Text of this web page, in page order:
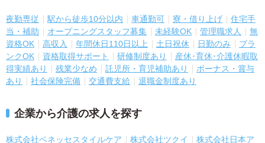
夜勤専従 駅から徒歩10分以内 車通勤可 寮・借り上げ
住宅手
当・補助
オープニングスタッフ募集 未経験OK 管理職求人
無
資格OK
高収入 年間休日110日以上 土日祝休 日勤のみ
ブラ
ンクOK
資格取得サポート 研修制度あり
産休･育休･介護休暇取
得実績あり
残業少なめ 託児所・育児補助あり
ボーナス・賞与
あり
社会保険完備 交通費支給 退職金制度あり
企業から介護の求人を探す
株式会社ベネッセスタイルケア 株式会社ツクイ
株式会社日本ア